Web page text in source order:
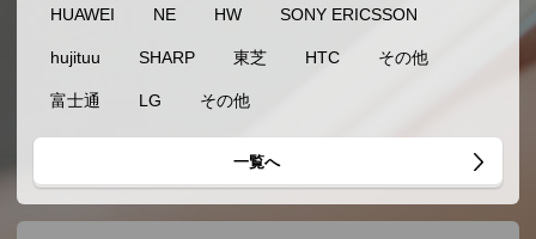
HUAWEI NE HW SONY ERICSSON
hujituu SHARP 東芝 HTC その他
富士通 LG その他
一覧へ